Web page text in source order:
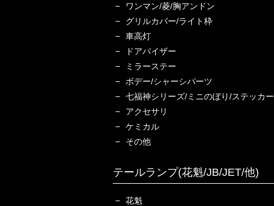
ワンマン/菱/胸アンドン
グリルカバー/ライト枠
車高灯
ドアバイザー
ミラーステー
ボデー/シャーシパーツ
七福神シリーズ/ミニのぼり/ステッカー
アクセサリ
ケミカル
その他
テールランプ(花魁/JB/JET/他)
花魁